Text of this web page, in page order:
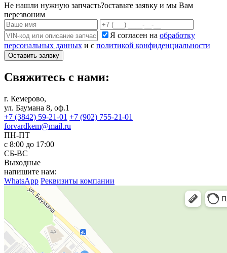
Не нашли нужную запчасть?оставьте заявку и мы Вам
перезвоним
Я согласен на обработку
персональных данных и с политикой конфиденциальности
Оставить заявку
Свяжитесь с нами:
г. Кемерово,
ул. Баумана 8, оф.1
+7 (3842) 59-21-01 +7 (902) 755-21-01
forvardkem@mail.ru
ПН-ПТ
с 8:00 до 17:00
СБ-ВС
Выходные
напишите нам:
WhatsApp Реквизиты компании